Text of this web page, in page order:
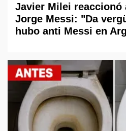
Javier Milei reaccionó
Jorge Messi: "Da
hubo anti Messi en